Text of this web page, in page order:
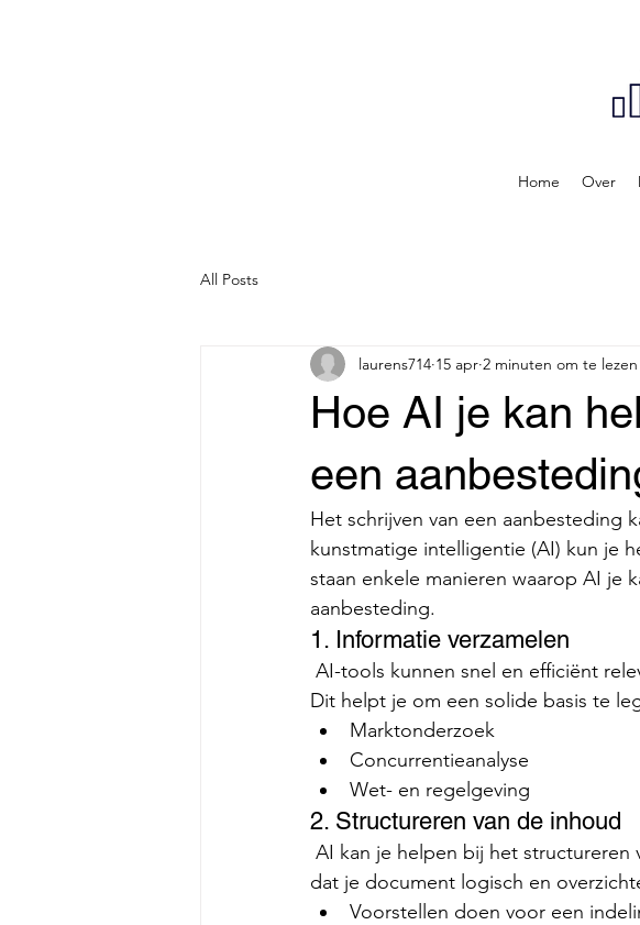
Home Over
All Posts
Hoe AI je kan
een
laurens714 15 apr 2 minuten om te lezen
Het schrijven van een aanbesteding
kunstmatige intelligentie (AI) kun je
staan enkele manieren waarop AI je
aanbesteding.
1. Informatie verzamelen
Dit helpt je om een solide basis te
Marktonderzoek
Concurrentieanalyse
Wet- en regelgeving
2. Structureren van de inhoud
dat je document logisch en
Voorstellen doen voor een